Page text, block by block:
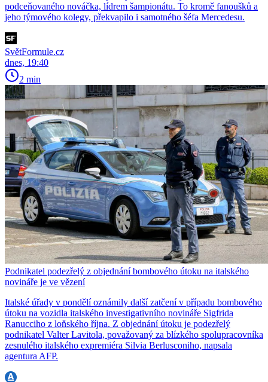
podceňovaného nováčka, lídrem šampionátu. To kromě fanoušků a
jeho týmového kolegy, překvapilo i samotného šéfa Mercedesu.
SvětFormule.cz
dnes, 19:40
2 min
Podnikatel podezřelý z objednání bombového útoku na italského
novináře je ve vězení
Italské úřady v pondělí oznámily další zatčení v případu bombového
útoku na vozidla italského investigativního novináře Sigfrida
Ranucciho z loňského října. Z objednání útoku je podezřelý
podnikatel Valter Lavitola, považovaný za blízkého spolupracovníka
zesnulého italského expremiéra Silvia Berlusconiho, napsala
agentura AFP.